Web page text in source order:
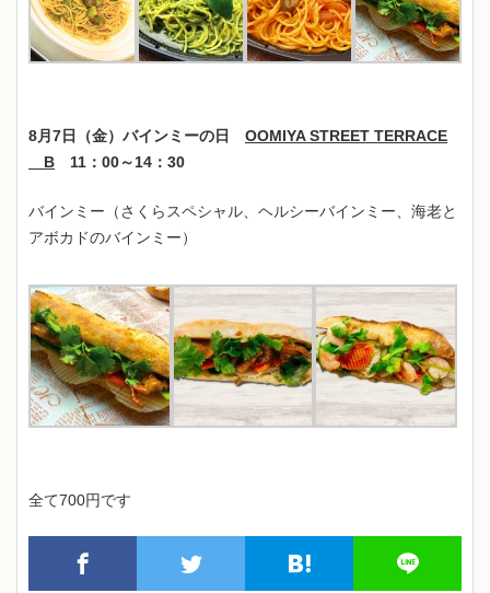
8月7日（金）バインミーの日 OOMIYA STREET TERRACE
B 11：00～14：30
バインミー（さくらスペシャル、ヘルシーバインミー、海老と
アボカドのバインミー）
全て700円です